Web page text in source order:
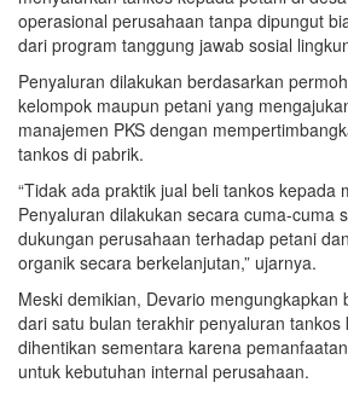
operasional perusahaan tanpa dipungut
dari program tanggung jawab sosial
Penyaluran dilakukan berdasarkan
kelompok maupun petani yang
manajemen PKS dengan
tankos di pabrik.
“Tidak ada praktik jual beli tankos kepada
Penyaluran dilakukan secara cuma-cuma
dukungan perusahaan terhadap petani
organik secara berkelanjutan,” ujarnya.
Meski demikian, Devario mengungkapkan
dari satu bulan terakhir penyaluran
dihentikan sementara karena
untuk kebutuhan internal perusahaan.